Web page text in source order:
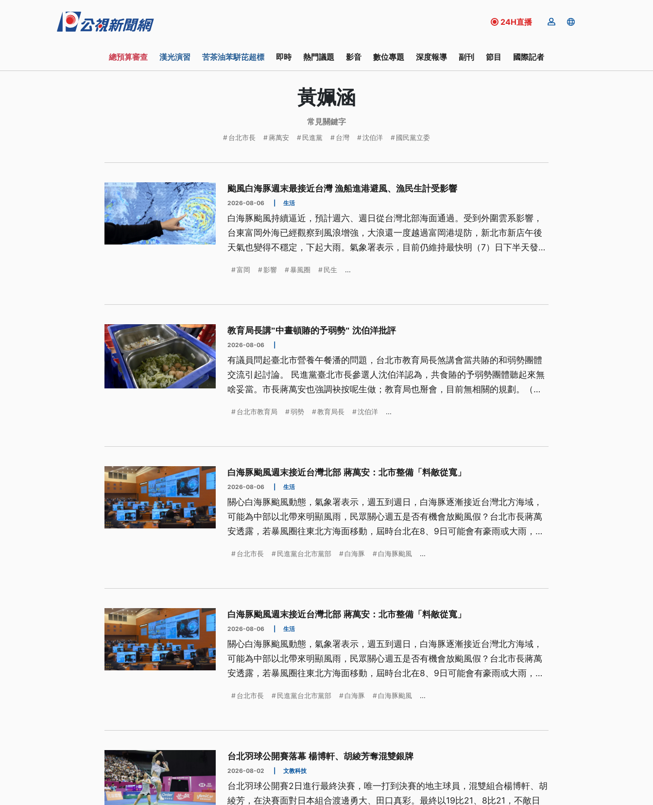
24H直播
總預算審查 漢光演習 苦茶油苯駢芘超標 即時 熱門議題 影音 數位專題 深度報導 副刊 節目 國際記者
黃姵涵
常見關鍵字
台北市長 蔣萬安 民進黨 台灣 沈伯洋 國民黨立委
颱風白海豚週末最接近台灣 漁船進港避風、漁民生計受影響
2026-08-06 生活
白海豚颱風持續逼近，預計週六、週日從台灣北部海面通過。受到外圍雲系影響，
台東富岡外海已經觀察到風浪增強，大浪還一度越過富岡港堤防，新北市新店午後
天氣也變得不穩定，下起大雨。氣象署表示，目前仍維持最快明（7）日下半天發布
富岡 影響 暴風圈 民生 ...
教育局長講"中晝頓賰的予弱勢" 沈伯洋批評
2026-08-06
有議員問起臺北市營養午餐潘的問題，台北市教育局長煞講會當共賰的和弱勢團體
交流引起討論。 民進黨臺北市長參選人沈伯洋認為，共食賰的予弱勢團體聽起來無
啥妥當。市長蔣萬安也強調袂按呢生做；教育局也掰會，目前無相關的規劃。（新
台北市教育局 弱勢 教育局長 沈伯洋 ...
白海豚颱風週末接近台灣北部 蔣萬安：北市整備「料敵從寬」
2026-08-06 生活
關心白海豚颱風動態，氣象署表示，週五到週日，白海豚逐漸接近台灣北方海域，
可能為中部以北帶來明顯風雨，民眾關心週五是否有機會放颱風假？台北市長蔣萬
安透露，若暴風圈往東北方海面移動，屆時台北在8、9日可能會有豪雨或大雨，市
兵行動」，首次招募千人監票員，號召青年世代全民參與。
台北市長 民進黨台北市黨部 白海豚 白海豚颱風 ...
白海豚颱風週末接近台灣北部 蔣萬安：北市整備「料敵從寬」
2026-08-06 生活
關心白海豚颱風動態，氣象署表示，週五到週日，白海豚逐漸接近台灣北方海域，
可能為中部以北帶來明顯風雨，民眾關心週五是否有機會放颱風假？台北市長蔣萬
安透露，若暴風圈往東北方海面移動，屆時台北在8、9日可能會有豪雨或大雨，市
兵行動」，首次招募千人監票員，號召青年世代全民參與。
台北市長 民進黨台北市黨部 白海豚 白海豚颱風 ...
台北羽球公開賽落幕 楊博軒、胡綾芳奪混雙銀牌
2026-08-02 文教科技
台北羽球公開賽2日進行最終決賽，唯一打到決賽的地主球員，混雙組合楊博軒、胡
綾芳，在決賽面對日本組合渡邊勇大、田口真彩。最終以19比21、8比21，不敵日